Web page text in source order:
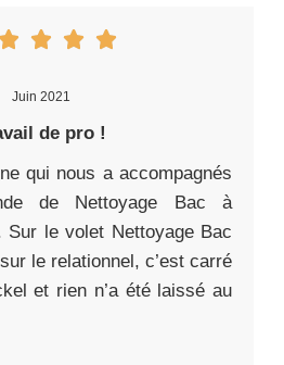
Juin 2021
de pro !
qui nous a accompagnés
de Nettoyage Bac à
Sur le volet Nettoyage Bac
le relationnel, c’est carré
et rien n’a été laissé au